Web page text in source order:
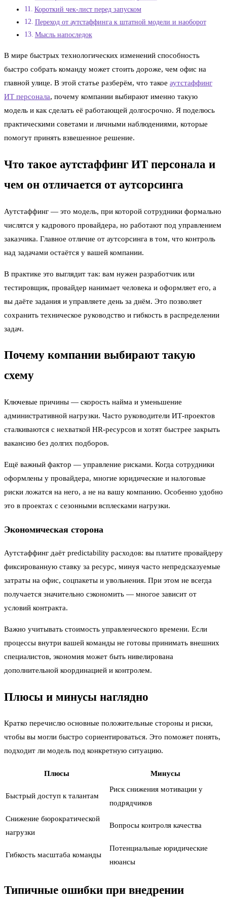
Короткий чек-лист перед запуском
Переход от аутстаффинга к штатной модели и наоборот
Мысль напоследок
В мире быстрых технологических изменений способность
быстро собрать команду может стоить дороже, чем офис на
главной улице. В этой статье разберём, что такое аутстаффинг
ИТ персонала, почему компании выбирают именно такую
модель и как сделать её работающей долгосрочно. Я поделюсь
практическими советами и личными наблюдениями, которые
помогут принять взвешенное решение.
Что такое аутстаффинг ИТ персонала и
чем он отличается от аутсорсинга
Аутстаффинг — это модель, при которой сотрудники формально
числятся у кадрового провайдера, но работают под управлением
заказчика. Главное отличие от аутсорсинга в том, что контроль
над задачами остаётся у вашей компании.
В практике это выглядит так: вам нужен разработчик или
тестировщик, провайдер нанимает человека и оформляет его, а
вы даёте задания и управляете день за днём. Это позволяет
сохранить техническое руководство и гибкость в распределении
задач.
Почему компании выбирают такую
схему
Ключевые причины — скорость найма и уменьшение
административной нагрузки. Часто руководители ИТ-проектов
сталкиваются с нехваткой HR-ресурсов и хотят быстрее закрыть
вакансию без долгих подборов.
Ещё важный фактор — управление рисками. Когда сотрудники
оформлены у провайдера, многие юридические и налоговые
риски ложатся на него, а не на вашу компанию. Особенно удобно
это в проектах с сезонными всплесками нагрузки.
Экономическая сторона
Аутстаффинг даёт predictability расходов: вы платите провайдеру
фиксированную ставку за ресурс, минуя часто непредсказуемые
затраты на офис, соцпакеты и увольнения. При этом не всегда
получается значительно сэкономить — многое зависит от
условий контракта.
Важно учитывать стоимость управленческого времени. Если
процессы внутри вашей команды не готовы принимать внешних
специалистов, экономия может быть нивелирована
дополнительной координацией и контролем.
Плюсы и минусы наглядно
Кратко перечислю основные положительные стороны и риски,
чтобы вы могли быстро сориентироваться. Это поможет понять,
подходит ли модель под конкретную ситуацию.
Плюсы Минусы
Быстрый доступ к талантам
Риск снижения мотивации у
подрядчиков
Снижение бюрократической
нагрузки
Вопросы контроля качества
Гибкость масштаба команды
Потенциальные юридические
нюансы
Типичные ошибки при внедрении